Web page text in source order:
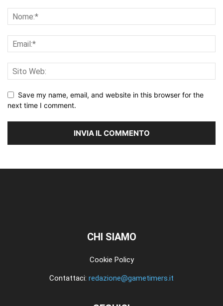
Save my name, email, and website in this browser for the
next time I comment.
CHI SIAMO
Cookie Policy
Contattaci: redazione@gametimers.it